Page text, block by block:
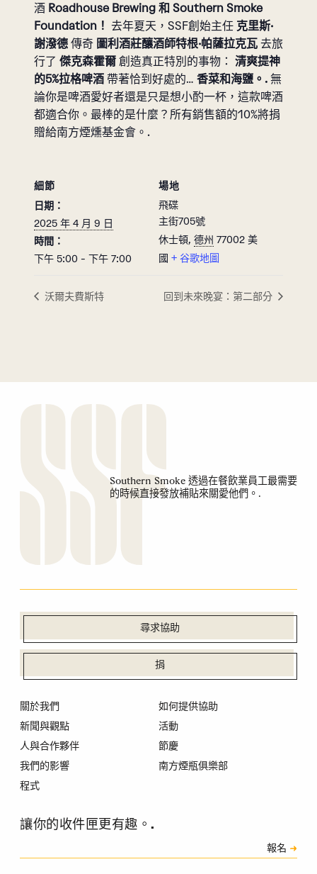
酒 Roadhouse Brewing 和 Southern Smoke
Foundation！ 去年夏天，SSF創始主任 克里斯·
謝潑德 傳奇 圖利酒莊釀酒師特根·帕薩拉克瓦 去旅
行了 傑克森霍爾 創造真正特別的事物： 清爽提神
的5%拉格啤酒 帶著恰到好處的… 香菜和海鹽。. 無
論你是啤酒愛好者還是只是想小酌一杯，這款啤酒
都適合你。最棒的是什麼？所有銷售額的10%將捐
贈給南方煙燻基金會。.
細節
日期：
2025 年 4 月 9 日
時間：
下午 5:00 - 下午 7:00
場地
飛碟
主街705號
休士頓, 德州 77002 美
國 + 谷歌地圖
沃爾夫費斯特 回到未來晚宴：第二部分
Southern Smoke 透過在餐飲業員工最需要
的時候直接發放補貼來關愛他們。.
尋求協助
捐
關於我們
新聞與觀點
人與合作夥伴
我們的影響
程式
如何提供協助
活動
節慶
南方煙瓶俱樂部
讓你的收件匣更有趣。.
報名